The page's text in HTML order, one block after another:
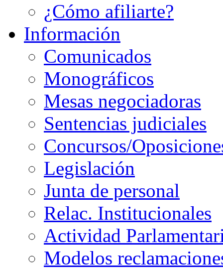
¿Cómo afiliarte?
Información
Comunicados
Monográficos
Mesas negociadoras
Sentencias judiciales
Concursos/
Legislación
Junta de personal
Relac. Institucionales
Actividad
Modelos